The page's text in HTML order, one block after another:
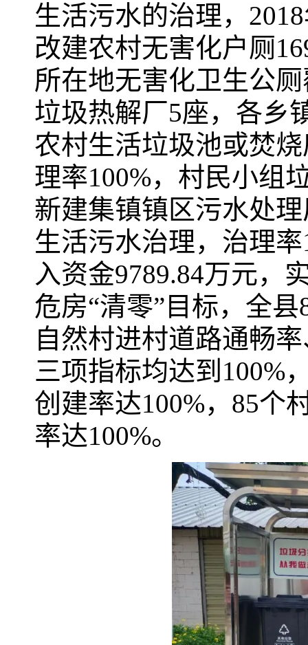
生活污水的治理，
改建农村无害化户厕
所在地无害化卫生公
垃圾热解厂5座，各乡
农村生活垃圾池或焚
理率100%，村民小组
新建集镇镇区污水处
生活污水治理，治理
入资金9789.84万元，
危房“清零”目标，全
自然村进村道路通畅
三项指标均达到100%
创建率达100%，85个
率达100%。